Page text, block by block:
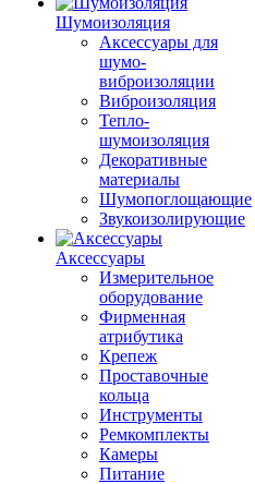
Шумоизоляция
Аксессуары для
шумо-
виброизоляции
Виброизоляция
Тепло-
шумоизоляция
Декоративные
материалы
Шумопоглощающие
Звукоизолирующие
Аксессуары
Измерительное
оборудование
Фирменная
атрибутика
Крепеж
Проставочные
кольца
Инструменты
Ремкомплекты
Камеры
Питание